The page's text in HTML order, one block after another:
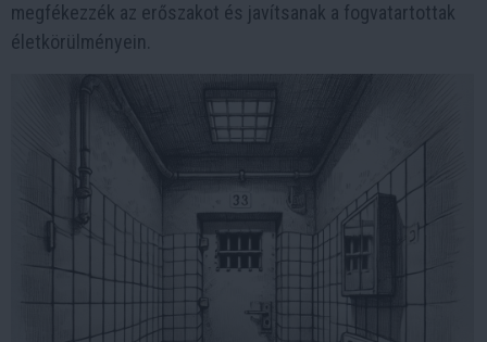
megfékezzék az erőszakot és javítsanak a fogvatartottak
életkörülményein.